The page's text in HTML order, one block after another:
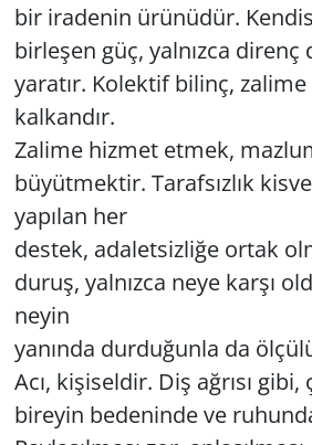
bir iradenin ürünüdür.
birleşen güç, yalnızca
yaratır. Kolektif bilinç, zalime
kalkandır.
Zalime hizmet etmek,
büyütmektir. Tarafsızlık
yapılan her
destek, adaletsizliğe ortak
duruş, yalnızca neye karşı
neyin
yanında durduğunla da
Acı, kişiseldir. Diş ağrısı gibi,
bireyin bedeninde ve